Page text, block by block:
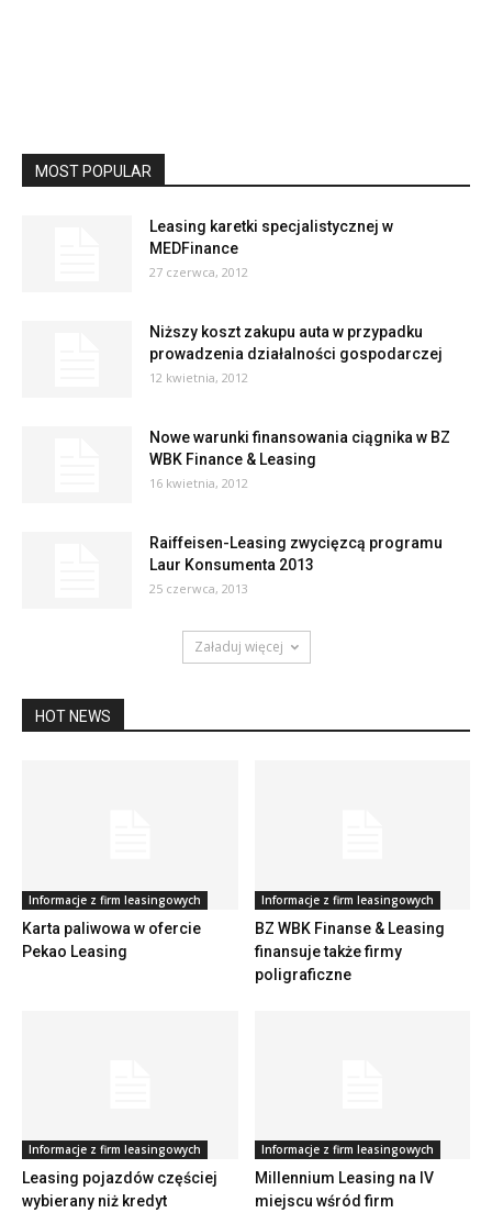
MOST POPULAR
Leasing karetki specjalistycznej w
MEDFinance
27 czerwca, 2012
Niższy koszt zakupu auta w przypadku
prowadzenia działalności gospodarczej
12 kwietnia, 2012
Nowe warunki finansowania ciągnika w BZ
WBK Finance & Leasing
16 kwietnia, 2012
Raiffeisen-Leasing zwycięzcą programu
Laur Konsumenta 2013
25 czerwca, 2013
Załaduj więcej
HOT NEWS
Informacje z firm leasingowych
Karta paliwowa w ofercie
Pekao Leasing
Informacje z firm leasingowych
BZ WBK Finanse & Leasing
finansuje także firmy
poligraficzne
Informacje z firm leasingowych
Leasing pojazdów częściej
wybierany niż kredyt
Informacje z firm leasingowych
Millennium Leasing na IV
miejscu wśród firm